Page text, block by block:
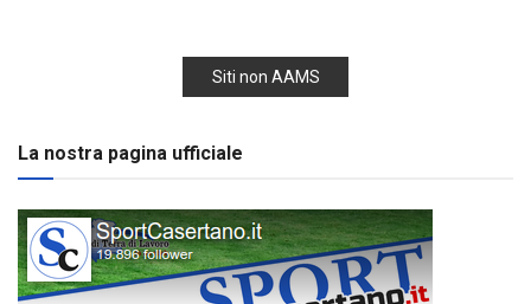
Siti non AAMS
La nostra pagina ufficiale